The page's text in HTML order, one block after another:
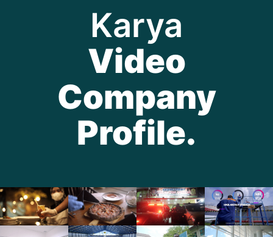
Karya
Video
Company
Profile.